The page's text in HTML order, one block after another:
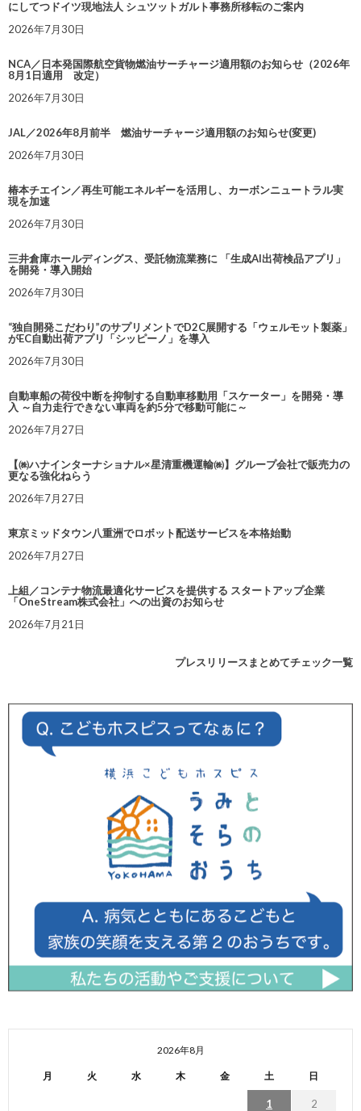
にしてつドイツ現地法人 シュツットガルト事務所移転のご案内
2026年7月30日
NCA／日本発国際航空貨物燃油サーチャージ適用額のお知らせ（2026年
8月1日適用 改定）
2026年7月30日
JAL／2026年8月前半 燃油サーチャージ適用額のお知らせ(変更)
2026年7月30日
椿本チエイン／再生可能エネルギーを活用し、カーボンニュートラル実
現を加速
2026年7月30日
三井倉庫ホールディングス、受託物流業務に 「生成AI出荷検品アプリ」
を開発・導入開始
2026年7月30日
“独自開発こだわり”のサプリメントでD2C展開する「ウェルモット製薬」
がEC自動出荷アプリ「シッピーノ」を導入
2026年7月30日
自動車船の荷役中断を抑制する自動車移動用「スケーター」を開発・導
入 ～自力走行できない車両を約5分で移動可能に～
2026年7月27日
【㈱ハナインターナショナル×星清重機運輸㈱】グループ会社で販売力の
更なる強化ねらう
2026年7月27日
東京ミッドタウン八重洲でロボット配送サービスを本格始動
2026年7月27日
上組／コンテナ物流最適化サービスを提供する スタートアップ企業
「OneStream株式会社」への出資のお知らせ
2026年7月21日
プレスリリースまとめてチェック一覧
2026年8月
月 火 水 木 金 土 日
1 2